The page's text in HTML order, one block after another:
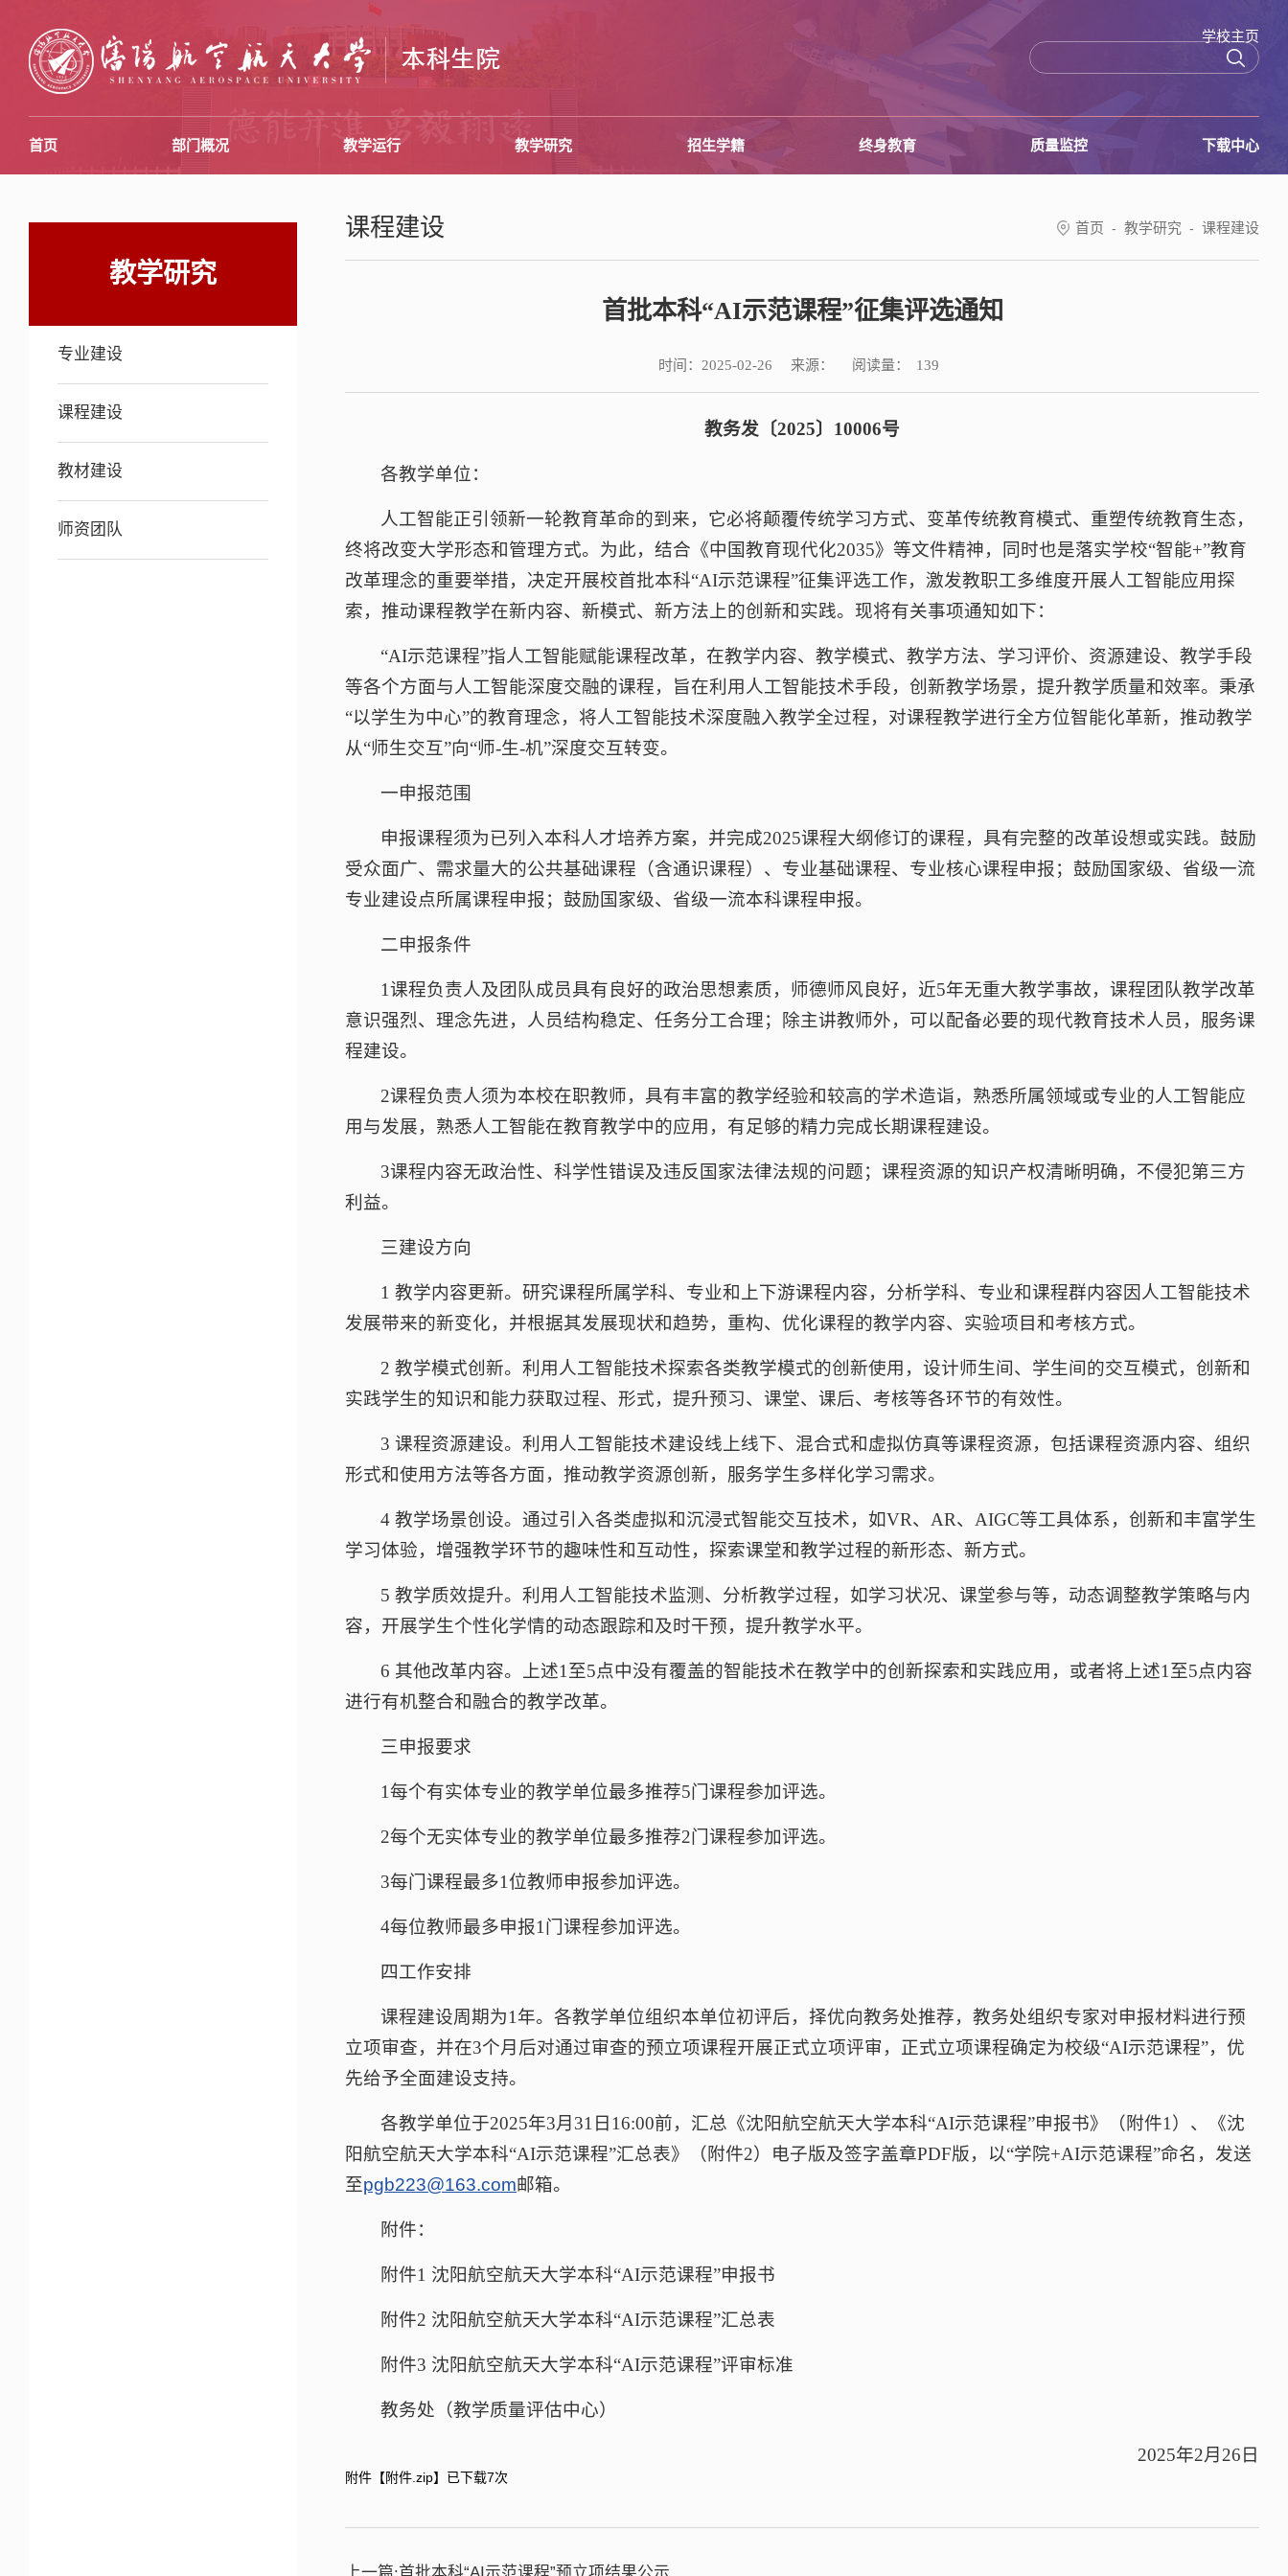
学校主页
首页 部门概况 教学运行 教学研究 招生学籍 终身教育 质量监控 下载中心
教学研究
专业建设
课程建设
教材建设
师资团队
课程建设 首页 - 教学研究 - 课程建设
首批本科“AI示范课程”征集评选通知
时间： 2025-02-26 来源： 阅读量： 139
教务发〔2025〕10006号
各教学单位：
人工智能正引领新一轮教育革命的到来，它必将颠覆传统学习方式、变革传统教育模式、重塑传统教育生态，
终将改变大学形态和管理方式。为此，结合《中国教育现代化2035》等文件精神，同时也是落实学校“智能+”教育
改革理念的重要举措，决定开展校首批本科“AI示范课程”征集评选工作，激发教职工多维度开展人工智能应用探
索，推动课程教学在新内容、新模式、新方法上的创新和实践。现将有关事项通知如下：
“AI示范课程”指人工智能赋能课程改革，在教学内容、教学模式、教学方法、学习评价、资源建设、教学手段
等各个方面与人工智能深度交融的课程，旨在利用人工智能技术手段，创新教学场景，提升教学质量和效率。秉承
“以学生为中心”的教育理念，将人工智能技术深度融入教学全过程，对课程教学进行全方位智能化革新，推动教学
从“师生交互”向“师-生-机”深度交互转变。
一申报范围
申报课程须为已列入本科人才培养方案，并完成2025课程大纲修订的课程，具有完整的改革设想或实践。鼓励
受众面广、需求量大的公共基础课程（含通识课程）、专业基础课程、专业核心课程申报；鼓励国家级、省级一流
专业建设点所属课程申报；鼓励国家级、省级一流本科课程申报。
二申报条件
1课程负责人及团队成员具有良好的政治思想素质，师德师风良好，近5年无重大教学事故，课程团队教学改革
意识强烈、理念先进，人员结构稳定、任务分工合理；除主讲教师外，可以配备必要的现代教育技术人员，服务课
程建设。
2课程负责人须为本校在职教师，具有丰富的教学经验和较高的学术造诣，熟悉所属领域或专业的人工智能应
用与发展，熟悉人工智能在教育教学中的应用，有足够的精力完成长期课程建设。
3课程内容无政治性、科学性错误及违反国家法律法规的问题；课程资源的知识产权清晰明确，不侵犯第三方
利益。
三建设方向
1 教学内容更新。研究课程所属学科、专业和上下游课程内容，分析学科、专业和课程群内容因人工智能技术
发展带来的新变化，并根据其发展现状和趋势，重构、优化课程的教学内容、实验项目和考核方式。
2 教学模式创新。利用人工智能技术探索各类教学模式的创新使用，设计师生间、学生间的交互模式，创新和
实践学生的知识和能力获取过程、形式，提升预习、课堂、课后、考核等各环节的有效性。
3 课程资源建设。利用人工智能技术建设线上线下、混合式和虚拟仿真等课程资源，包括课程资源内容、组织
形式和使用方法等各方面，推动教学资源创新，服务学生多样化学习需求。
4 教学场景创设。通过引入各类虚拟和沉浸式智能交互技术，如VR、AR、AIGC等工具体系，创新和丰富学生
学习体验，增强教学环节的趣味性和互动性，探索课堂和教学过程的新形态、新方式。
5 教学质效提升。利用人工智能技术监测、分析教学过程，如学习状况、课堂参与等，动态调整教学策略与内
容，开展学生个性化学情的动态跟踪和及时干预，提升教学水平。
6 其他改革内容。上述1至5点中没有覆盖的智能技术在教学中的创新探索和实践应用，或者将上述1至5点内容
进行有机整合和融合的教学改革。
三申报要求
1每个有实体专业的教学单位最多推荐5门课程参加评选。
2每个无实体专业的教学单位最多推荐2门课程参加评选。
3每门课程最多1位教师申报参加评选。
4每位教师最多申报1门课程参加评选。
四工作安排
课程建设周期为1年。各教学单位组织本单位初评后，择优向教务处推荐，教务处组织专家对申报材料进行预
立项审查，并在3个月后对通过审查的预立项课程开展正式立项评审，正式立项课程确定为校级“AI示范课程”，优
先给予全面建设支持。
各教学单位于2025年3月31日16:00前，汇总《沈阳航空航天大学本科“AI示范课程”申报书》（附件1）、《沈
阳航空航天大学本科“AI示范课程”汇总表》（附件2）电子版及签字盖章PDF版，以“学院+AI示范课程”命名，发送
至pgb223@163.com邮箱。
附件：
附件1 沈阳航空航天大学本科“AI示范课程”申报书
附件2 沈阳航空航天大学本科“AI示范课程”汇总表
附件3 沈阳航空航天大学本科“AI示范课程”评审标准
教务处（教学质量评估中心）
2025年2月26日
附件【附件.zip】已下载7次